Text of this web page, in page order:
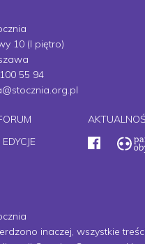
10 (I piętro)
55 94
inaczej, wszystkie